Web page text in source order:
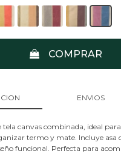
COMPRAR
ENVIOS
tela canvas combinada, ideal
termo y mate. Incluye asa
funcional. Perfecta para